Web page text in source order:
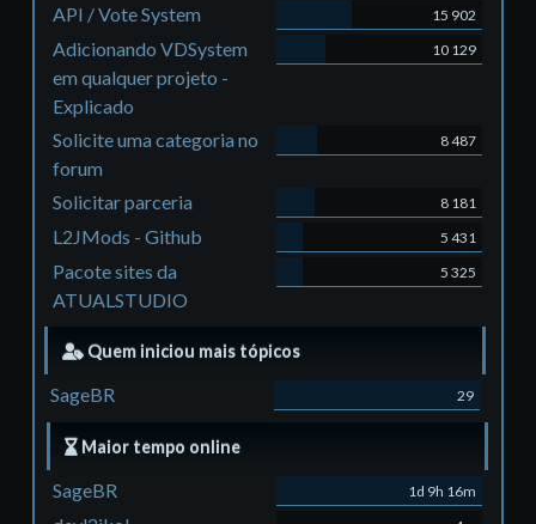
API / Vote System 15 902
Adicionando VDSystem
em qualquer projeto -
Explicado
10 129
Solicite uma categoria no
forum
8 487
Solicitar parceria 8 181
L2JMods - Github 5 431
Pacote sites da
ATUALSTUDIO
5 325
Quem iniciou mais tópicos
SageBR 29
Maior tempo online
SageBR 1d 9h 16m